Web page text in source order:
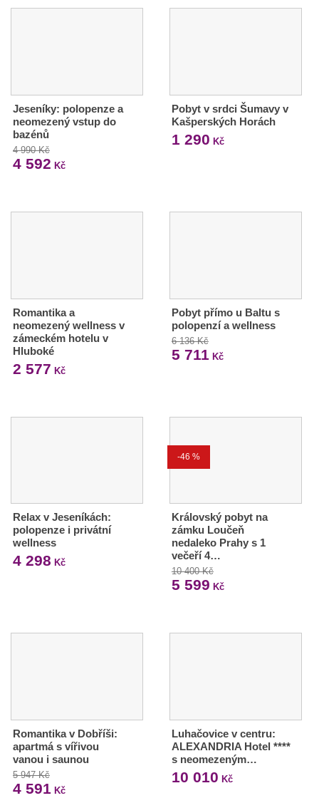
Jeseníky: polopenze a
neomezený vstup do
bazénů
4 990 Kč
4 592 Kč
Pobyt v srdci Šumavy v
Kašperských Horách
1 290 Kč
Romantika a
neomezený wellness v
zámeckém hotelu v
Hluboké
2 577 Kč
Pobyt přímo u Baltu s
polopenzí a wellness
6 136 Kč
5 711 Kč
Relax v Jeseníkách:
polopenze i privátní
wellness
4 298 Kč
-46 %
Královský pobyt na
zámku Loučeň
nedaleko Prahy s 1
večeří 4…
10 400 Kč
5 599 Kč
Romantika v Dobříši:
apartmá s vířivou
vanou i saunou
5 947 Kč
4 591 Kč
Luhačovice v centru:
ALEXANDRIA Hotel ****
s neomezeným…
10 010 Kč